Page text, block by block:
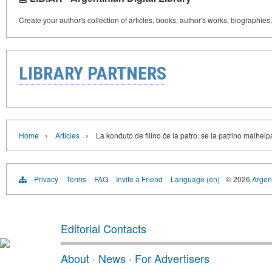
Create your author's collection of articles, books, author's works,
LIBRARY PARTNERS
Home › Articles › La konduto de filino ĉe la patro, se la patrino
Privacy Terms FAQ Invite a Friend Language (en) © 2026
Editorial Contacts
About · News · For Advertisers